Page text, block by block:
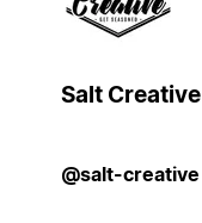
Salt Creative
@salt-creative